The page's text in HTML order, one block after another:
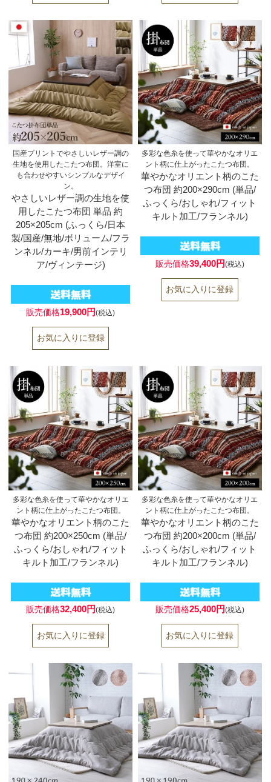
国産プリントでやさしいレザー調の
生地を使用したこたつ布団。洋室に
も合わせやすいシンプルなデザイ
ン。
やさしいレザー調の生地を使
用したこたつ布団 単品 約
205×205cm (ふっくら/日本
製/国産/無地/ボリューム/フラ
ンネル/カーキ/男前インテリ
ア/ヴィンテージ)
販売価格19,900円(税込)
多彩な色糸を使って華やかなオリエ
ント柄に仕上がったこたつ布団。
華やかなオリエント柄のこた
つ布団 約200×290cm (単品/
ふっくら/おしゃれ/フィット
キルト加工/フランネル)
販売価格39,400円(税込)
多彩な色糸を使って華やかなオリエ
ント柄に仕上がったこたつ布団。
華やかなオリエント柄のこた
つ布団 約200×250cm (単品/
ふっくら/おしゃれ/フィット
キルト加工/フランネル)
販売価格32,400円(税込)
多彩な色糸を使って華やかなオリエ
ント柄に仕上がったこたつ布団。
華やかなオリエント柄のこた
つ布団 約200×200cm (単品/
ふっくら/おしゃれ/フィット
キルト加工/フランネル)
販売価格25,400円(税込)